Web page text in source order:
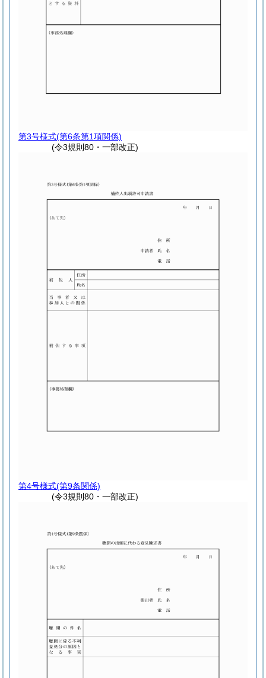
第3号様式(第6条第1項関係)
(令3規則80・一部改正)
第4号様式(第9条関係)
(令3規則80・一部改正)